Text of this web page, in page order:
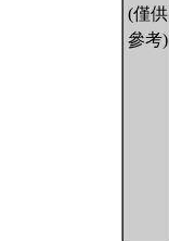
(僅供
參考)